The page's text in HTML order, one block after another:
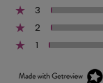
3
2
1